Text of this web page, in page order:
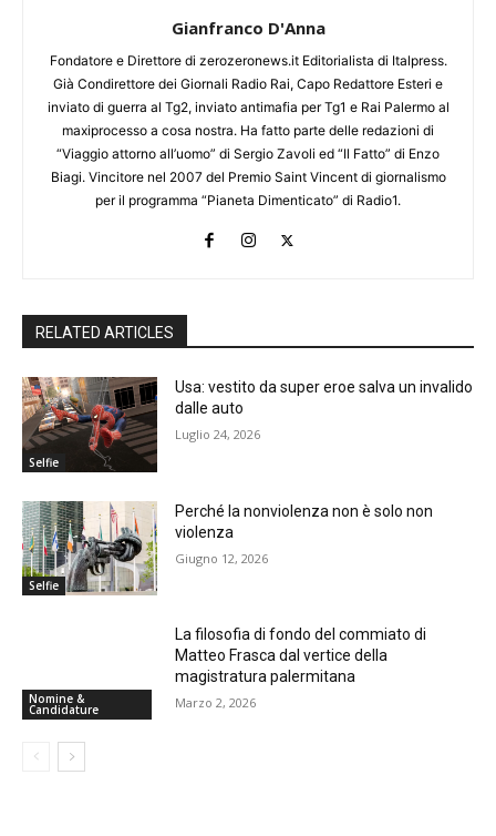
Gianfranco D'Anna
Fondatore e Direttore di zerozeronews.it Editorialista di Italpress.
Già Condirettore dei Giornali Radio Rai, Capo Redattore Esteri e
inviato di guerra al Tg2, inviato antimafia per Tg1 e Rai Palermo al
maxiprocesso a cosa nostra. Ha fatto parte delle redazioni di
“Viaggio attorno all’uomo” di Sergio Zavoli ed “Il Fatto” di Enzo
Biagi. Vincitore nel 2007 del Premio Saint Vincent di giornalismo
per il programma “Pianeta Dimenticato” di Radio1.
RELATED ARTICLES
Selfie
Usa: vestito da super eroe salva un invalido
dalle auto
Luglio 24, 2026
Selfie
Perché la nonviolenza non è solo non
violenza
Giugno 12, 2026
Nomine &
Candidature
La filosofia di fondo del commiato di
Matteo Frasca dal vertice della
magistratura palermitana
Marzo 2, 2026